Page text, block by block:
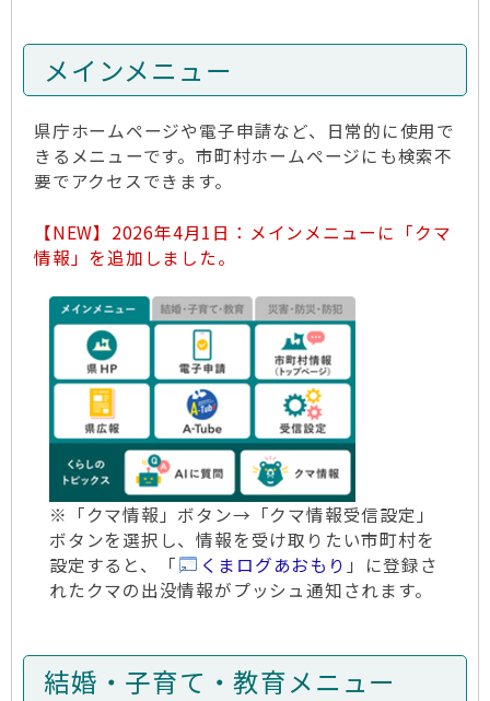
メインメニュー
県庁ホームページや電子申請など、日常的に使用で
きるメニューです。市町村ホームページにも検索不
要でアクセスできます。
【NEW】2026年4月1日：メインメニューに「クマ
情報」を追加しました。
※「クマ情報」ボタン→「クマ情報受信設定」
ボタンを選択し、情報を受け取りたい市町村を
設定すると、「
くまログあおもり 」に登録さ
れたクマの出没情報がプッシュ通知されます。
結婚・子育て・教育メニュー